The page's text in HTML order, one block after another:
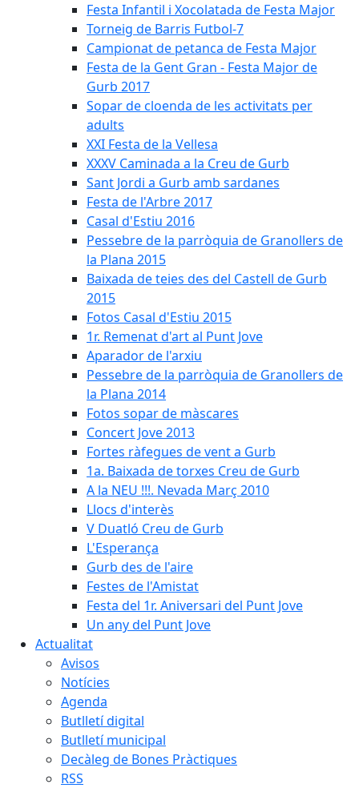
Festa Infantil i Xocolatada de Festa Major
Torneig de Barris Futbol-7
Campionat de petanca de Festa Major
Festa de la Gent Gran - Festa Major de
Gurb 2017
Sopar de cloenda de les activitats per
adults
XXI Festa de la Vellesa
XXXV Caminada a la Creu de Gurb
Sant Jordi a Gurb amb sardanes
Festa de l'Arbre 2017
Casal d'Estiu 2016
Pessebre de la parròquia de Granollers de
la Plana 2015
Baixada de teies des del Castell de Gurb
2015
Fotos Casal d'Estiu 2015
1r. Remenat d'art al Punt Jove
Aparador de l'arxiu
Pessebre de la parròquia de Granollers de
la Plana 2014
Fotos sopar de màscares
Concert Jove 2013
Fortes ràfegues de vent a Gurb
1a. Baixada de torxes Creu de Gurb
A la NEU !!!. Nevada Març 2010
Llocs d'interès
V Duatló Creu de Gurb
L'Esperança
Gurb des de l'aire
Festes de l'Amistat
Festa del 1r. Aniversari del Punt Jove
Un any del Punt Jove
Actualitat
Avisos
Notícies
Agenda
Butlletí digital
Butlletí municipal
Decàleg de Bones Pràctiques
RSS